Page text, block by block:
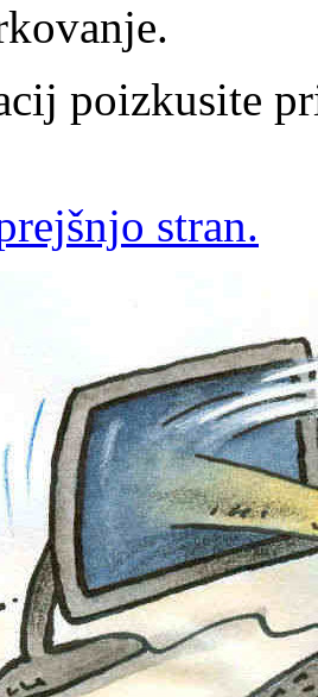
poizkusite
stran.